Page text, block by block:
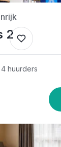
2
huurders